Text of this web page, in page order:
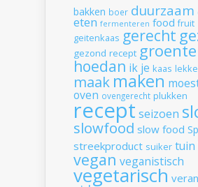
bakken boer duurzaam
eten fermenteren food fruit
geitenkaas gerecht
gezond recept groente
hoedan ik je kaas
maak maken
oven ovengerecht plukken
recept seizoen
slowfood slow food
streekproduct suiker tuin
vegan veganistisch
vegetarisch